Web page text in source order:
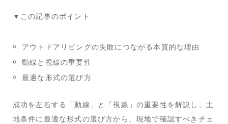
▼この記事のポイント
アウトドアリビングの失敗につながる本質的な理由
動線と視線の重要性
最適な形式の選び方
成功を左右する「動線」と「視線」の重要性を解説し、土
地条件に最適な形式の選び方から、現地で確認すべきチェ